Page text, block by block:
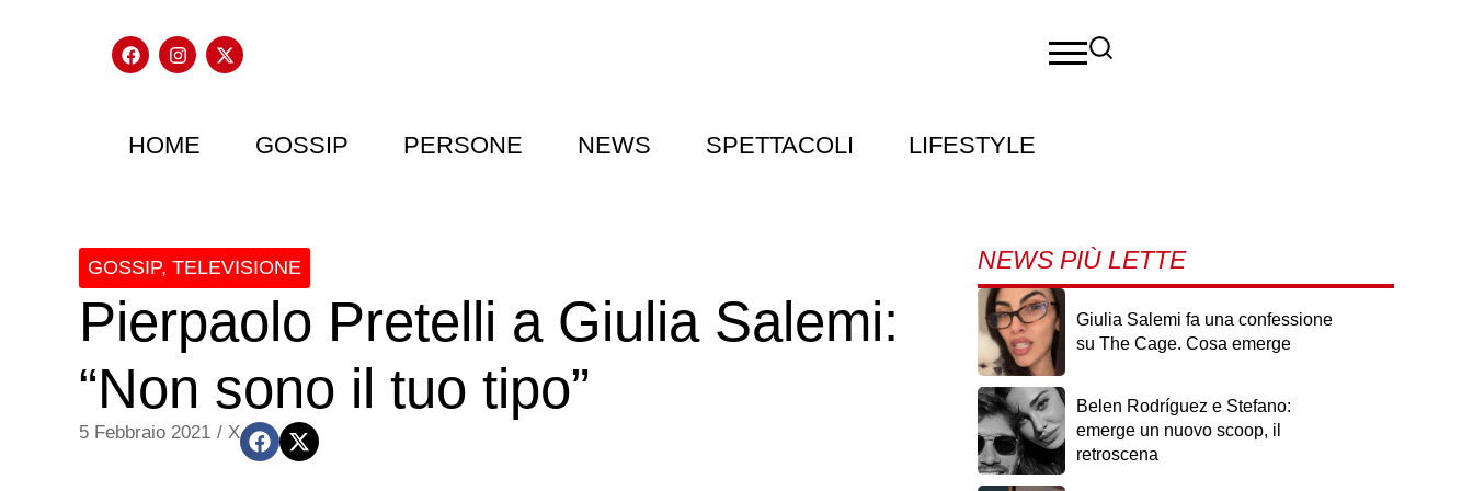
HOME GOSSIP PERSONE NEWS SPETTACOLI LIFESTYLE
GOSSIP, TELEVISIONE
Pierpaolo Pretelli a Giulia Salemi:
“Non sono il tuo tipo”
5 Febbraio 2021 / X
NEWS PIÙ LETTE
Giulia Salemi fa una confessione
su The Cage. Cosa emerge
Belen Rodríguez e Stefano:
emerge un nuovo scoop, il
retroscena